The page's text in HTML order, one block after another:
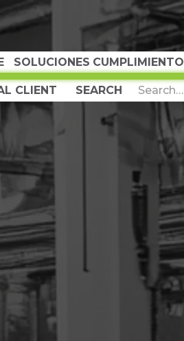
SOLUCIONES CUMPLIMIENTO
CLIENT